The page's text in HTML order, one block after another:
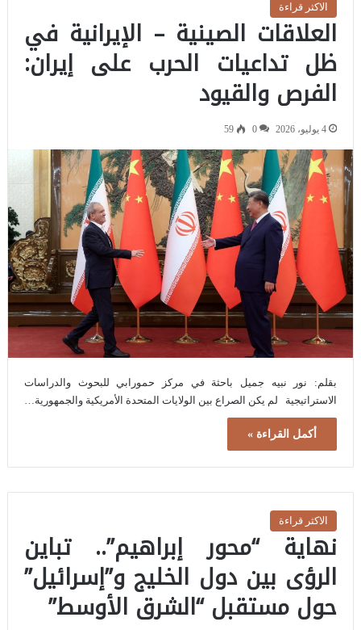
الاكثر قراءة
العلاقات الصينية – الإيرانية في
ظل تداعيات الحرب على إيران:
الفرص والقيود
4 يوليو، 2026 0
59
بقلم: نور نبيه جميل باحثة في مركز حمورابي للبحوث والدراسات
الاستراتيجية لم يكن الصراع بين الولايات المتحدة الأمريكية والجمهورية…
أكمل القراءة »
الاكثر قراءة
نهاية “محور إبراهيم”.. تباين
الرؤى بين دول الخليج و”إسرائيل”
حول مستقبل “الشرق الأوسط”